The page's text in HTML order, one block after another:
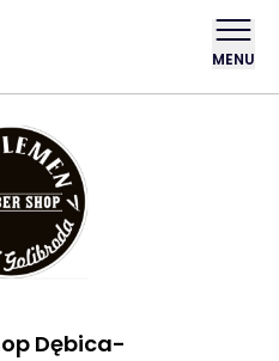
MENU
Dębica-